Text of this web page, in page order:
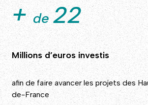
+de22
Millions d’euros investis
afin de faire avancer les projets des
de-France